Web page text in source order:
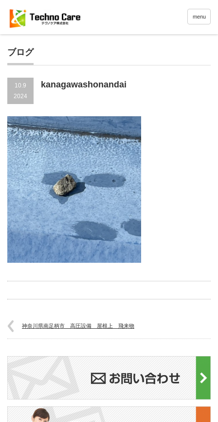
menu
ブログ
10.9
2024
kanagawashonandai
神奈川県南足柄市 高圧設備 屋根上 飛来物